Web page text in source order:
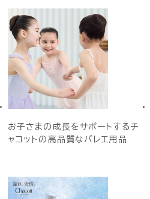
お子さまの成長をサポートするチ
ャコットの高品質なバレエ用品